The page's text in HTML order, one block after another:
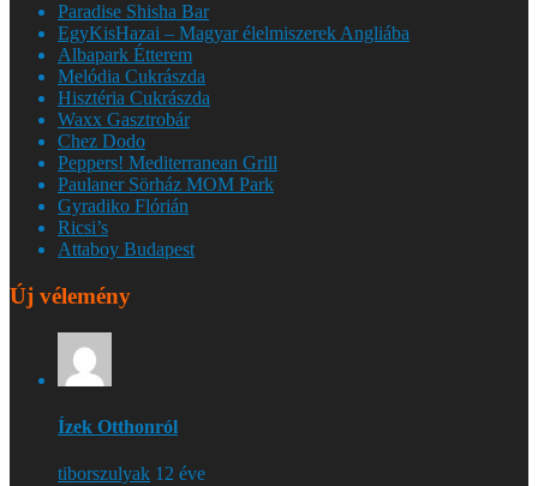
Paradise Shisha Bar
EgyKisHazai – Magyar élelmiszerek Angliába
Albapark Étterem
Melódia Cukrászda
Hisztéria Cukrászda
Waxx Gasztrobár
Chez Dodo
Peppers! Mediterranean Grill
Paulaner Sörház MOM Park
Gyradiko Flórián
Ricsi’s
Attaboy Budapest
Új vélemény
Ízek Otthonról
tiborszulyak 12 éve